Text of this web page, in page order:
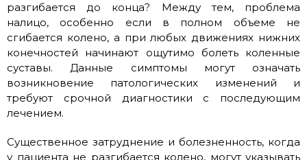
разгибается до конца? Между тем, проблема
налицо, особенно если в полном объеме не
сгибается колено, а при любых движениях нижних
конечностей начинают ощутимо болеть коленные
суставы. Данные симптомы могут означать
возникновение патологических изменений и
требуют срочной диагностики с последующим
лечением.
Существенное затруднение и болезненность, когда
у пациента не разгибается колено, могут указывать